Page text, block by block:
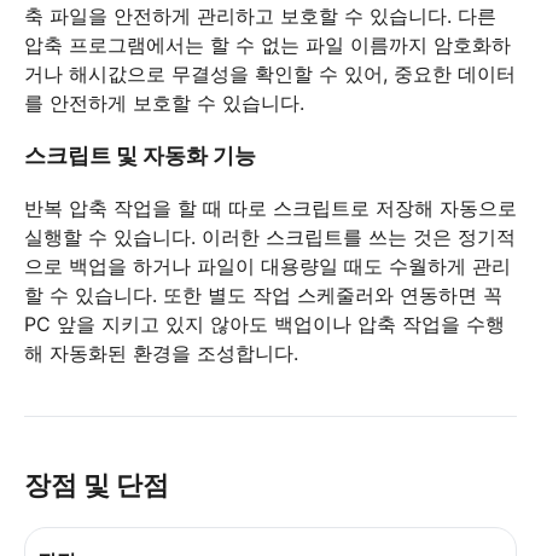
축 파일을 안전하게 관리하고 보호할 수 있습니다. 다른
압축 프로그램에서는 할 수 없는 파일 이름까지 암호화하
거나 해시값으로 무결성을 확인할 수 있어, 중요한 데이터
를 안전하게 보호할 수 있습니다.
스크립트 및 자동화 기능
반복 압축 작업을 할 때 따로 스크립트로 저장해 자동으로
실행할 수 있습니다. 이러한 스크립트를 쓰는 것은 정기적
으로 백업을 하거나 파일이 대용량일 때도 수월하게 관리
할 수 있습니다. 또한 별도 작업 스케줄러와 연동하면 꼭
PC 앞을 지키고 있지 않아도 백업이나 압축 작업을 수행
해 자동화된 환경을 조성합니다.
장점 및 단점